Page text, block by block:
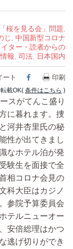
「桜を見る会」問題
じ
中国新型コロナ
イター・読者からの
情報 司法 日本国内
ート Facebook
印刷
載OK( 条件はこちら )
スがてんこ盛り
に暮れます。捜
河井杏里氏の秘
性が出てきまし
なホテル泊が発
験生を面接で全
相コロナ会見の
科大臣はカジノ
参院予算委員会
テルニューオー
安倍総理はかつ
逃げ切りができ